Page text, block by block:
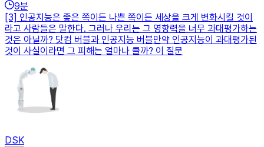
9분
[3] 인공지능은 좋은 쪽이든 나쁜 쪽이든 세상을 크게 변화시킬 것이
라고 사람들은 말한다. 그러나 우리는 그 영향력을 너무 과대평가하는
것은 아닐까? 닷컴 버블과 인공지능 버블만약 인공지능이 과대평가된
것이 사실이라면 그 피해는 얼마나 클까? 이 질문
DSK